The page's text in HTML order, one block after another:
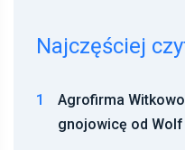
Najczęściej
1
Agrofirma
gnojowicę od Wolf